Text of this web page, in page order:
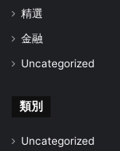
精選
金融
Uncategorized
類別
Uncategorized